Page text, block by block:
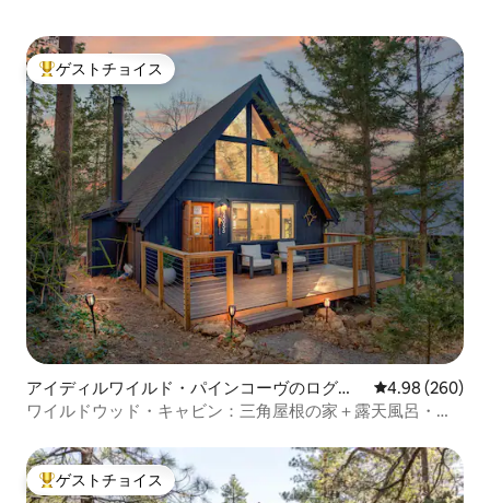
大好評のゲストチョイスです。
ゲストチョイス
アイディルワイルド・パインコーヴのログハ
ウス
レビュー260
4.98 (260)
ワイルドウッド・キャビン：三角屋根の家＋露天風呂・ジ
大好評のゲストチョイスです。
ゲストチョイス